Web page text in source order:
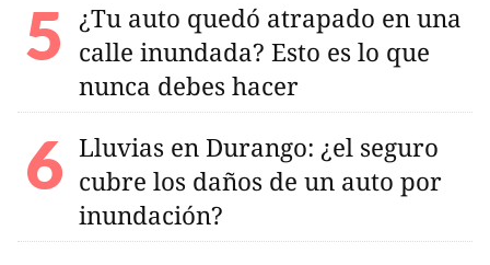
¿Tu auto quedó atrapado en una
calle inundada? Esto es lo que
nunca debes hacer
Lluvias en Durango: ¿el seguro
cubre los daños de un auto por
inundación?